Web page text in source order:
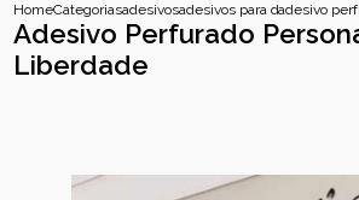
HomeCategoriasadesivosadesivos para decoracao
adesivo
Adesivo Perfurado
Liberdade